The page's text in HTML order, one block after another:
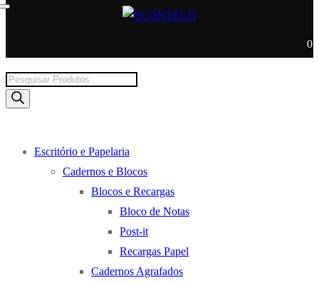
0
Products
search
Escritório e Papelaria
Cadernos e Blocos
Blocos e Recargas
Bloco de Notas
Post-it
Recargas Papel
Cadernos Agrafados